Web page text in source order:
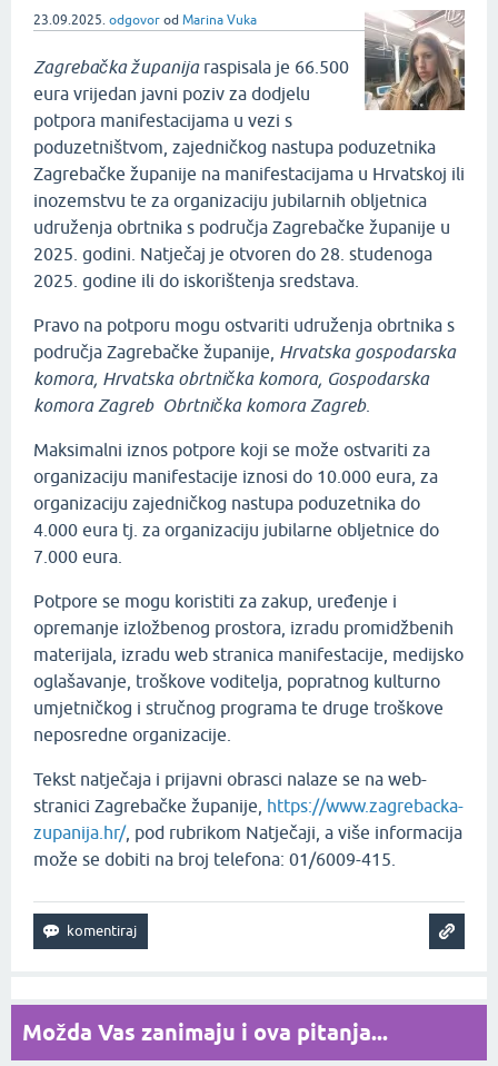
23.09.2025. odgovor od Marina Vuka
Zagrebačka županija raspisala je 66.500
eura vrijedan javni poziv za dodjelu
potpora manifestacijama u vezi s
poduzetništvom, zajedničkog nastupa poduzetnika
Zagrebačke županije na manifestacijama u Hrvatskoj ili
inozemstvu te za organizaciju jubilarnih obljetnica
udruženja obrtnika s područja Zagrebačke županije u
2025. godini. Natječaj je otvoren do 28. studenoga
2025. godine ili do iskorištenja sredstava.
Pravo na potporu mogu ostvariti udruženja obrtnika s
područja Zagrebačke županije, Hrvatska gospodarska
komora, Hrvatska obrtnička komora, Gospodarska
komora Zagreb Obrtnička komora Zagreb.
Maksimalni iznos potpore koji se može ostvariti za
organizaciju manifestacije iznosi do 10.000 eura, za
organizaciju zajedničkog nastupa poduzetnika do
4.000 eura tj. za organizaciju jubilarne obljetnice do
7.000 eura.
Potpore se mogu koristiti za zakup, uređenje i
opremanje izložbenog prostora, izradu promidžbenih
materijala, izradu web stranica manifestacije, medijsko
oglašavanje, troškove voditelja, popratnog kulturno
umjetničkog i stručnog programa te druge troškove
neposredne organizacije.
Tekst natječaja i prijavni obrasci nalaze se na web-
stranici Zagrebačke županije, https://www.zagrebacka-
zupanija.hr/, pod rubrikom Natječaji, a više informacija
može se dobiti na broj telefona: 01/6009-415.
Možda Vas zanimaju i ova pitanja...